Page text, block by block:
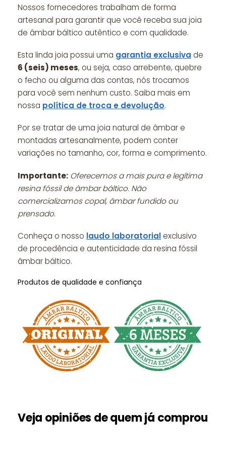
Nossos fornecedores trabalham de forma
artesanal para garantir que você receba sua joia
de âmbar báltico autêntico e com qualidade.
Esta linda joia possui uma garantia exclusiva de
6 (seis) meses, ou seja, caso arrebente, quebre
o fecho ou alguma das contas, nós trocamos
para você sem nenhum custo. Saiba mais em
nossa política de troca e devolução.
Por se tratar de uma joia natural de âmbar e
montadas artesanalmente, podem conter
variações no tamanho, cor, forma e comprimento.
Importante: Oferecemos a mais pura e legítima
resina fóssil de âmbar báltico. Não
comercializamos copal, âmbar fundido ou
prensado.
Conheça o nosso laudo laboratorial exclusivo
de procedência e autenticidade da resina fóssil
âmbar báltico.
Produtos de qualidade e confiança
Veja opiniões de quem já comprou